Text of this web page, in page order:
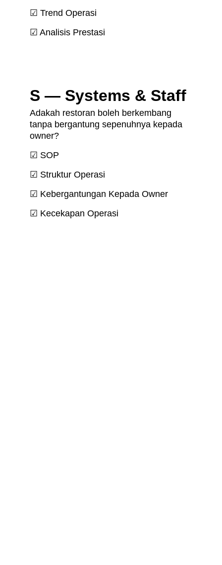
☑ Trend Operasi
☑ Analisis Prestasi
S — Systems & Staff
Adakah restoran boleh berkembang
tanpa bergantung sepenuhnya kepada
owner?
☑ SOP
☑ Struktur Operasi
☑ Kebergantungan Kepada Owner
☑ Kecekapan Operasi